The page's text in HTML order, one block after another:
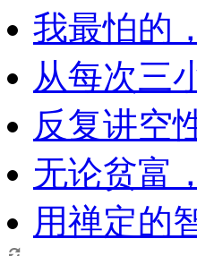
我最怕的
从每次三
反复讲空
无论贫富
用禅定的